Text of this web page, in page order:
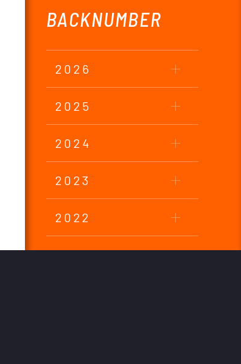
BACKNUMBER
2026
2025
2024
2023
2022
2021